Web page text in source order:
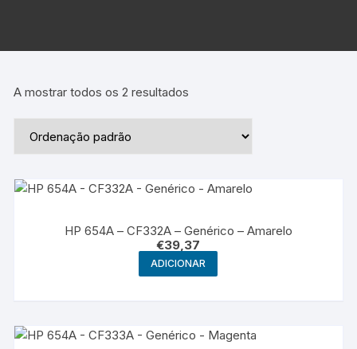
A mostrar todos os 2 resultados
HP 654A – CF332A – Genérico – Amarelo
€39,37
ADICIONAR